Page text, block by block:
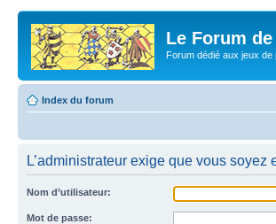
Le Forum
Forum dédié aux jeux
Index du forum
L’administrateur exige que vous
Nom d’utilisateur:
Mot de passe: